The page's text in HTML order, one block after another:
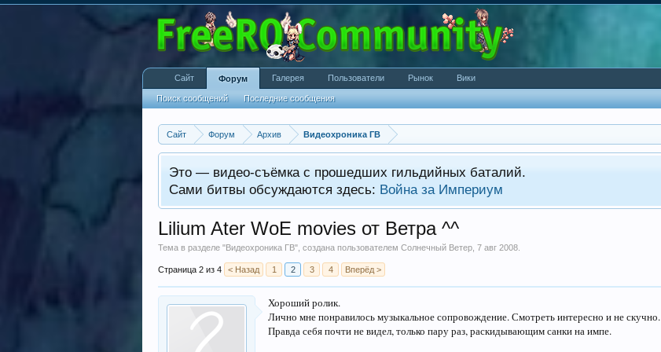
Сайт Форум Архив Видеохроника ГВ
Это — видео-съёмка с прошедших гильдийных баталий.
Сами битвы обсуждаются здесь: Война за Империум
Lilium Ater WoE movies от Ветра ^^
Тема в разделе "Видеохроника ГВ", создана пользователем Солнечный Ветер 7 авг 2008
Страница 2 из 4 < Назад 1 2 3 4 Вперёд >
Хороший ролик.
Лично мне понравилось музыкальное сопровождение. Смотреть интересно и не скучно.
Правда себя почти не видел, только пару раз, раскидывающим санки на импе.
Сайт Форум
Поиск сообщений Последние сообщения
Галерея Пользователи Рынок Вики